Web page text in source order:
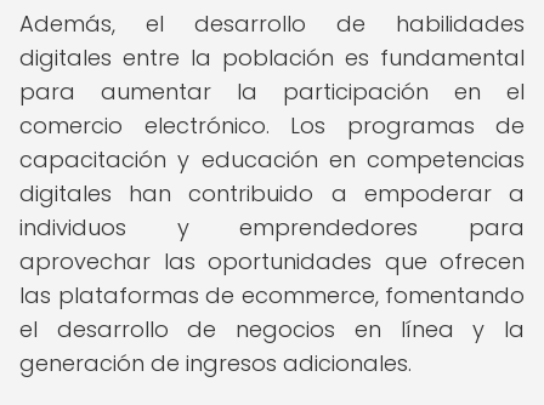
Además, el desarrollo de habilidades
digitales entre la población es fundamental
para aumentar la participación en el
comercio electrónico. Los programas de
capacitación y educación en competencias
digitales han contribuido a empoderar a
individuos y emprendedores para
aprovechar las oportunidades que ofrecen
las plataformas de ecommerce, fomentando
el desarrollo de negocios en línea y la
generación de ingresos adicionales.